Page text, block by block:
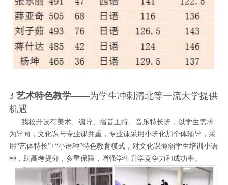
3艺术特色教学——为学生冲刺清北等一流大学提供
机遇
我校开设有美术、编导、播音主持、音乐特长班，以学生需求
为导向，文化课与专业课并重，专业课采用小班化加个体辅导，采
用“艺体特长”+“小语种”特色教育模式，对文化课薄弱学生培训小语
种，助高考提分，多重保障，增强学生升学竞争力和成功率。